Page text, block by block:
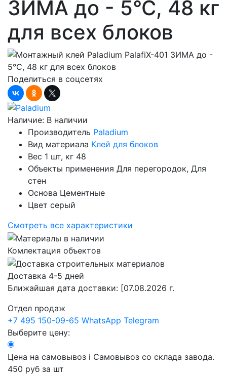
ЗИМА до - 5°С, 48 кг
для всех блоков
Поделиться в соцсетях
Наличие: В наличии
Производитель Paladium
Вид материала Клей для блоков
Вес 1 шт, кг 48
Объекты применения Для перегородок, Для
стен
Основа Цементные
Цвет серый
Смотреть все характеристики
Комлектация объектов
Доставка 4-5 дней
Ближайшая дата доставки: [07.08.2026 г.
Отдел продаж
+7 495 150-09-65 WhatsApp Telegram
Выберите цену:
Цена на самовывоз i Самовывоз со склада завода.
450 руб за шт